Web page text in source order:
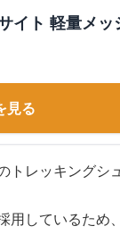
イト 軽量メッ
見る
トレッキングシ
しているため